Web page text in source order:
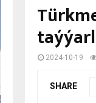
2024-10-19
SHARE